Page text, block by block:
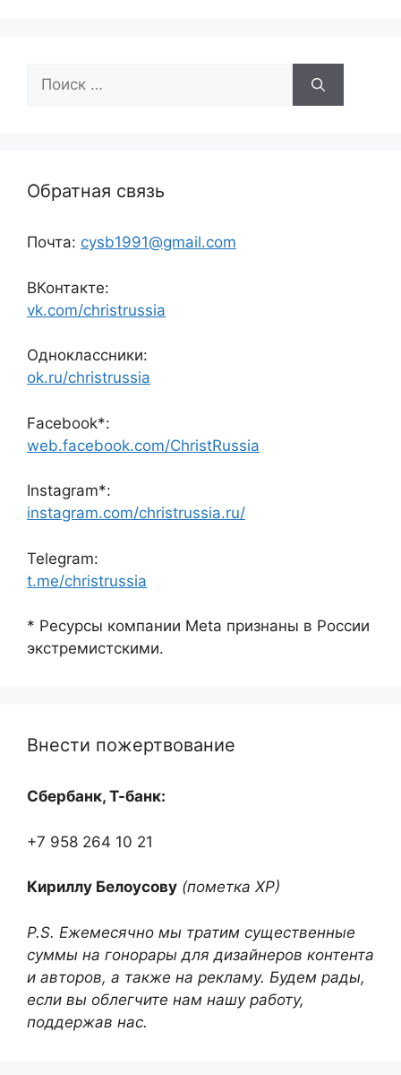
Поиск:
Обратная связь
Почта: cysb1991@gmail.com
ВКонтакте:
vk.com/christrussia
Одноклассники:
ok.ru/christrussia
Facebook*:
web.facebook.com/ChristRussia
Instagram*:
instagram.com/christrussia.ru/
Telegram:
t.me/christrussia
* Ресурсы компании Meta признаны в России
экстремистскими.
Внести пожертвование
Сбербанк, Т-банк:
+7 958 264 10 21
Кириллу Белоусову (пометка ХР)
P.S. Ежемесячно мы тратим существенные
суммы на гонорары для дизайнеров контента
и авторов, а также на рекламу. Будем рады,
если вы облегчите нам нашу работу,
поддержав нас.